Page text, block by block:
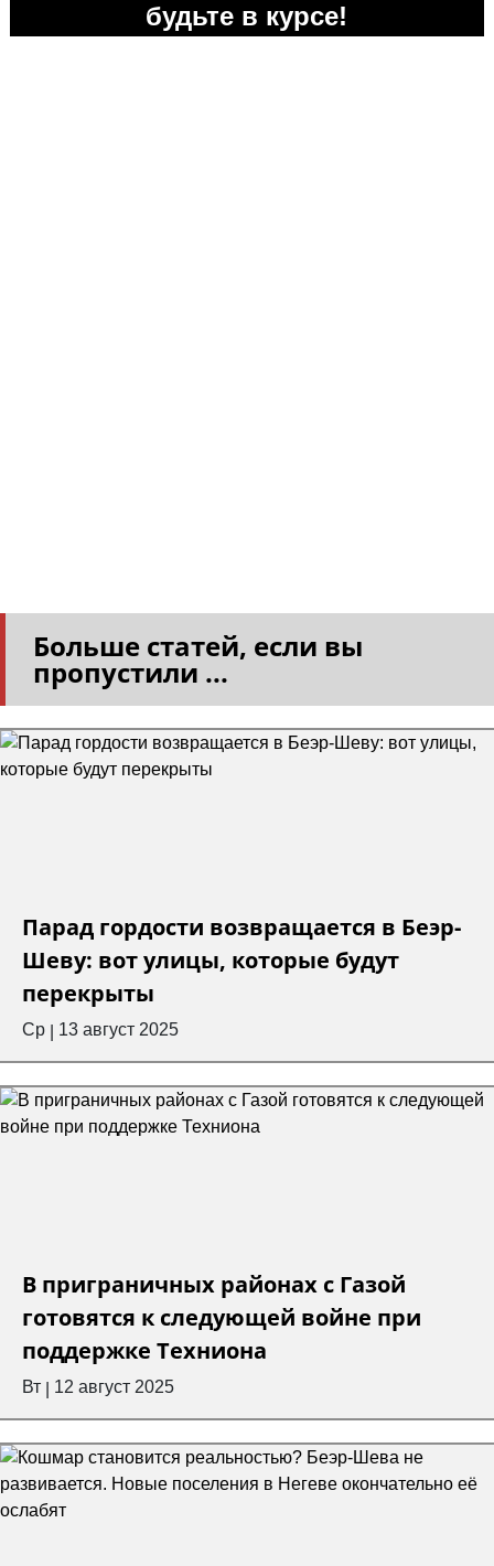
будьте в курсе!
Больше статей, если вы
пропустили ...
Парад гордости возвращается в Беэр-
Шеву: вот улицы, которые будут
перекрыты
Ср 13 август 2025
В приграничных районах с Газой
готовятся к следующей войне при
поддержке Техниона
Вт 12 август 2025